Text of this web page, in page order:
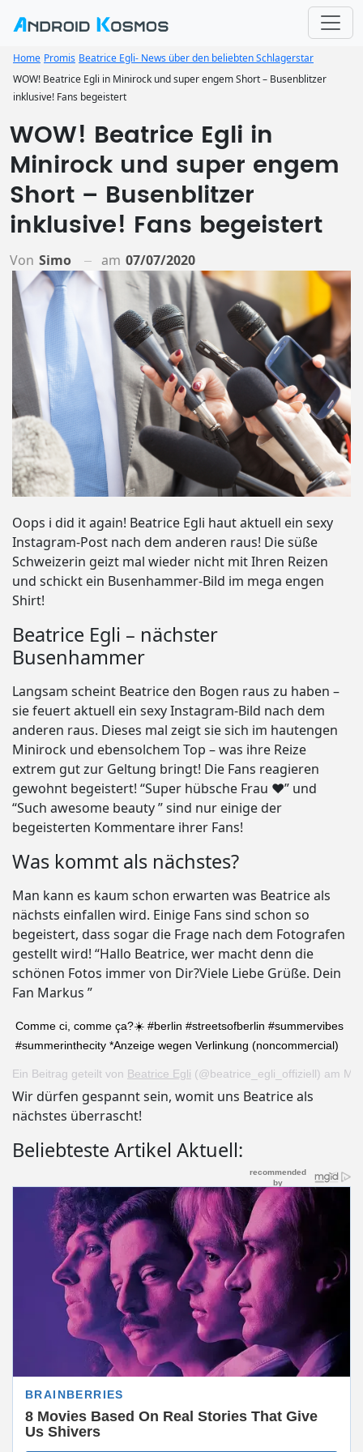
Home Promis Beatrice Egli- News über den beliebten Schlagerstar
WOW! Beatrice Egli in Minirock und super engem Short – Busenblitzer
inklusive! Fans begeistert
WOW! Beatrice Egli in
Minirock und super engem
Short – Busenblitzer
inklusive! Fans begeistert
Von Simo am 07/07/2020
Oops i did it again! Beatrice Egli haut aktuell ein sexy
Instagram-Post nach dem anderen raus! Die süße
Schweizerin geizt mal wieder nicht mit Ihren Reizen
und schickt ein Busenhammer-Bild im mega engen
Shirt!
Beatrice Egli – nächster
Busenhammer
Langsam scheint Beatrice den Bogen raus zu haben –
sie feuert aktuell ein sexy Instagram-Bild nach dem
anderen raus. Dieses mal zeigt sie sich im hautengen
Minirock und ebensolchem Top – was ihre Reize
extrem gut zur Geltung bringt! Die Fans reagieren
gewohnt begeistert! “Super hübsche Frau ❤️” und
“Such awesome beauty ” sind nur einige der
begeisterten Kommentare ihrer Fans!
Was kommt als nächstes?
Man kann es kaum schon erwarten was Beatrice als
nächsts einfallen wird. Einige Fans sind schon so
begeistert, dass sogar die Frage nach dem Fotografen
gestellt wird! “Hallo Beatrice, wer macht denn die
schönen Fotos immer von Dir?Viele Liebe Grüße. Dein
Fan Markus ”
Comme ci, comme ça?☀️ #berlin #streetsofberlin #summervibes
#summerinthecity *Anzeige wegen Verlinkung (noncommercial)
Ein Beitrag geteilt von Beatrice Egli (@beatrice_egli_offiziell) am
Wir dürfen gespannt sein, womit uns Beatrice als
nächstes überrascht!
Beliebteste Artikel Aktuell: